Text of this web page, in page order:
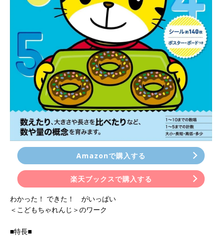
Amazonで購入する
楽天ブックスで購入する
わかった！ できた！ がいっぱい
＜こどもちゃれんじ＞のワーク
■特長■